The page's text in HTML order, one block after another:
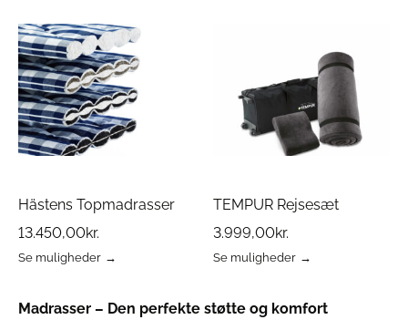
flere
varianter.
Mulighederne
kan
vælges
på
varesiden
vælges
varesiden
Hästens Topmadrasser
13.450,00kr.
Se muligheder
har
TEMPUR Rejsesæt
3.999,00kr.
Se muligheder
har
Madrasser – Den perfekte støtte og komfort